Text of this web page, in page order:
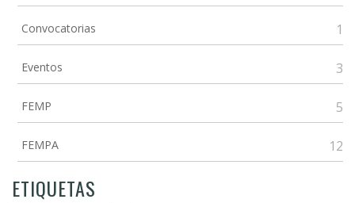
Convocatorias 1
Eventos 3
FEMP 5
FEMPA 12
ETIQUETAS